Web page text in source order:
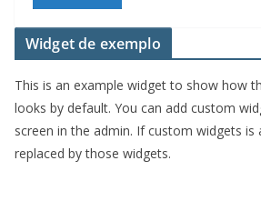
Widget de exemplo
This is an example widget to show how
looks by default. You can add custom
screen in the admin. If custom widgets is
replaced by those widgets.